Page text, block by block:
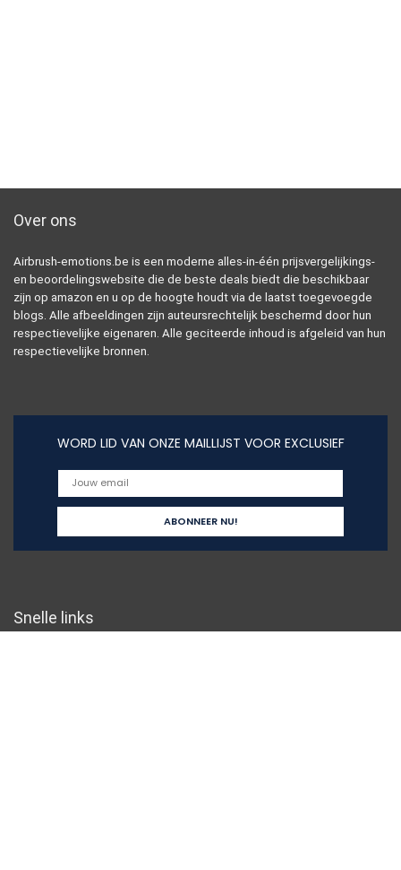
Over ons
Airbrush-emotions.be is een moderne alles-in-één prijsvergelijkings-
en beoordelingswebsite die de beste deals biedt die beschikbaar
zijn op amazon en u op de hoogte houdt via de laatst toegevoegde
blogs. Alle afbeeldingen zijn auteursrechtelijk beschermd door hun
respectievelijke eigenaren. Alle geciteerde inhoud is afgeleid van hun
respectievelijke bronnen.
WORD LID VAN ONZE MAILLIJST VOOR EXCLUSIEF
Snelle links